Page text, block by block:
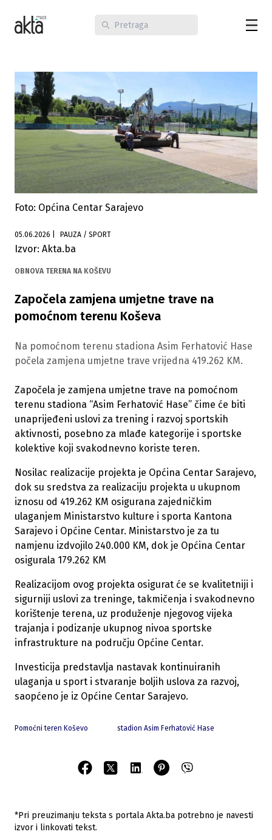
Foto: Općina Centar Sarajevo
05.06.2026 PAUZA / SPORT
Izvor: Akta.ba
OBNOVA TERENA NA KOŠEVU
Započela zamjena umjetne trave na
pomoćnom terenu Koševa
Na pomoćnom terenu stadiona Asim Ferhatović Hase
počela zamjena umjetne trave vrijedna 419.262 KM.
Započela je zamjena umjetne trave na pomoćnom
terenu stadiona “Asim Ferhatović Hase” čime će biti
unaprijeđeni uslovi za trening i razvoj sportskih
aktivnosti, posebno za mlađe kategorije i sportske
kolektive koji svakodnevno koriste teren.
Nosilac realizacije projekta je Općina Centar Sarajevo,
dok su sredstva za realizaciju projekta u ukupnom
iznosu od 419.262 KM osigurana zajedničkim
ulaganjem Ministarstvo kulture i sporta Kantona
Sarajevo i Općine Centar. Ministarstvo je za tu
namjenu izdvojilo 240.000 KM, dok je Općina Centar
osigurala 179.262 KM
Realizacijom ovog projekta osigurat će se kvalitetniji i
sigurniji uslovi za treninge, takmičenja i svakodnevno
korištenje terena, uz produženje njegovog vijeka
trajanja i podizanje ukupnog nivoa sportske
infrastrukture na području Općine Centar.
Investicija predstavlja nastavak kontinuiranih
ulaganja u sport i stvaranje boljih uslova za razvoj,
saopćeno je iz Općine Centar Sarajevo.
Pomoćni teren Koševo stadion Asim Ferhatović Hase
*Pri preuzimanju teksta s portala Akta.ba potrebno je navesti
izvor i linkovati tekst.